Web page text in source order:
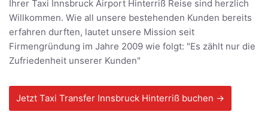
Ihrer Taxi Innsbruck Airport Hinterriß Reise sind herzlich
Willkommen. Wie all unsere bestehenden Kunden bereits
erfahren durften, lautet unsere Mission seit
Firmengründung im Jahre 2009 wie folgt: "Es zählt nur die
Zufriedenheit unserer Kunden"
Jetzt Taxi Transfer Innsbruck Hinterriß buchen →